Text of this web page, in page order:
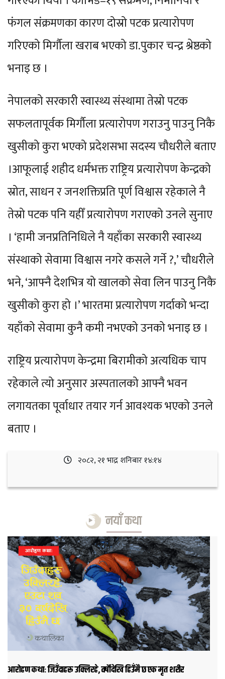
फंगल संक्रमणका कारण दोस्रो पटक प्रत्यारोपण
गरिएको मिर्गौला खराब भएको डा.पुकार चन्द्र श्रेष्ठको
भनाइ छ ।
नेपालको सरकारी स्वास्थ्य संस्थामा तेस्रो पटक
सफलतापूर्वक मिर्गौला प्रत्यारोपण गराउनु पाउनु निकै
खुसीको कुरा भएको प्रदेशसभा सदस्य चौधरीले बताए
।आफूलाई शहीद धर्मभक्त राष्ट्रिय प्रत्यारोपण केन्द्रको
स्रोत, साधन र जनशक्तिप्रति पूर्ण विश्वास रहेकाले नै
तेस्रो पटक पनि यहीँ प्रत्यारोपण गराएको उनले सुनाए
। ‘हामी जनप्रतिनिधिले नै यहाँका सरकारी स्वास्थ्य
संस्थाको सेवामा विश्वास नगरे कसले गर्ने ?,’ चौधरीले
भने, ‘आफ्नै देशभित्र यो खालको सेवा लिन पाउनु निकै
खुसीको कुरा हो ।’ भारतमा प्रत्यारोपण गर्दाको भन्दा
यहाँको सेवामा कुनै कमी नभएको उनको भनाइ छ ।
राष्ट्रिय प्रत्यारोपण केन्द्रमा बिरामीको अत्यधिक चाप
रहेकाले त्यो अनुसार अस्पतालको आफ्नै भवन
लगायतका पूर्वाधार तयार गर्न आवश्यक भएको उनले
बताए ।
२०८२, २१ भाद्र शनिबार १४:१४
नयाँ कथा
आरोहण कथाः जिउँदाहरू उक्लिरहे, वर्षौदेखि हिउँमै छ एक मृत शरीर